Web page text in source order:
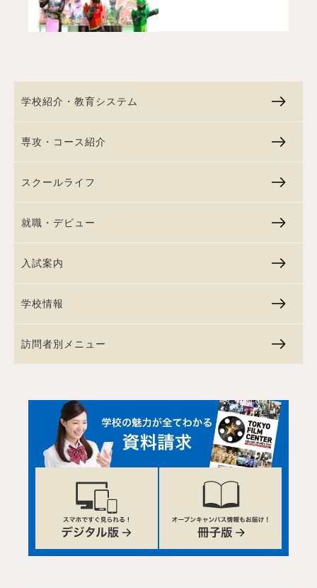
学校紹介・教育システム
専攻・コース紹介
スクールライフ
就職・デビュー
入試案内
学校情報
訪問者別メニュー